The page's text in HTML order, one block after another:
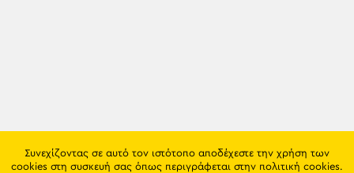
Συνεχίζοντας σε αυτό τον ιστότοπο αποδέχεστε την χρήση των
cookies στη συσκευή σας όπως περιγράφεται στην πολιτική cookies.